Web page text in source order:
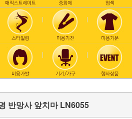
반망사 앞치마 LN6055